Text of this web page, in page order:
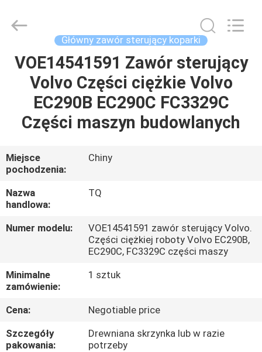
DOM
PRODUKTY
FILMY
POKAZ
VR
O
WYCIECZKA
PO
FABRYCE
Machinery
Reserved.
Główny zawór sterujący koparki
VOE14541591 Zawór sterujący
Volvo Części ciężkie Volvo
EC290B EC290C FC3329C
Części maszyn budowlanych
Miejsce
pochodzenia:
Chiny
Nazwa
handlowa:
TQ
Numer modelu:
VOE14541591 zawór sterujący Volvo.
Części ciężkiej roboty Volvo EC290B,
EC290C, FC3329C części maszy
Minimalne
zamówienie:
1 sztuk
Cena:
Negotiable price
Szczegóły
pakowania:
Drewniana skrzynka lub w razie
potrzeby